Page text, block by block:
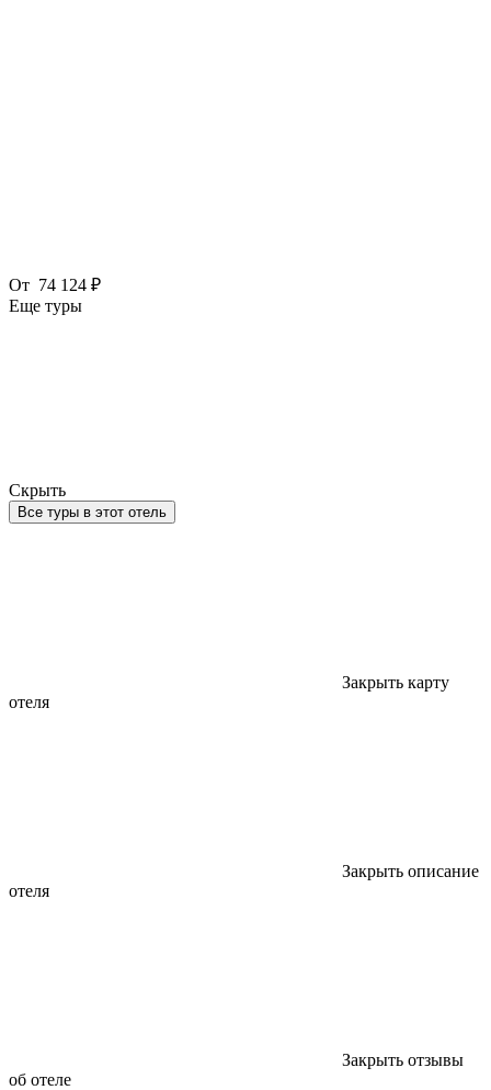
От 74 124 ₽
Еще туры
Скрыть
Все туры в этот отель
Закрыть карту
отеля
Закрыть описание
отеля
Закрыть отзывы
об отеле